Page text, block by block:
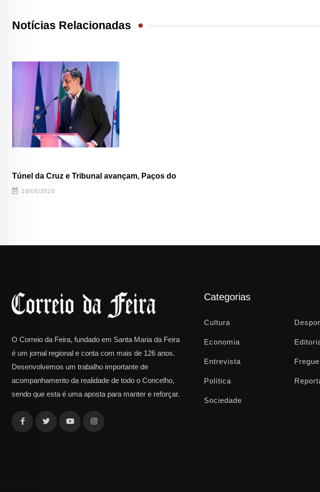
Notícias Relacionadas
Túnel da Cruz e Tribunal avançam, Paços do
16/06/2026
O Correio da Feira, fundado em Santa Maria da Feira
é um jornal regional e conta com mais de 126 anos.
Desenvolvemos um trabalho importante de
acompanhamento da realidade de todo o Concelho,
sendo que esta é uma aposta para manter e reforçar.
Categorias
Cultura
Economia
Entrevista
Política
Sociedade